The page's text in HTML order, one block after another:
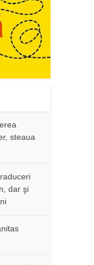
steaua
dar şi